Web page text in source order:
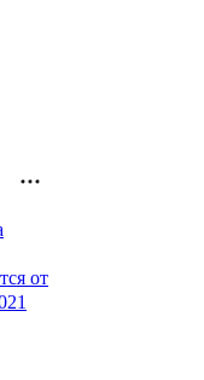
от